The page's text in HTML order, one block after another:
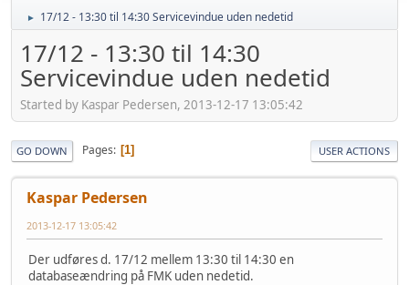
► 17/12 - 13:30 til 14:30 Servicevindue uden nedetid
17/12 - 13:30 til 14:30
Servicevindue uden nedetid
Started by Kaspar Pedersen, 2013-12-17 13:05:42
GO DOWN Pages 1 USER ACTIONS
Kaspar Pedersen
2013-12-17 13:05:42
Der udføres d. 17/12 mellem 13:30 til 14:30 en
databaseændring på FMK uden nedetid.